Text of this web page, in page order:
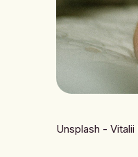
Unsplash -